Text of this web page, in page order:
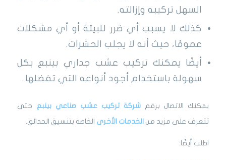
السهل تركيبه وإزالته.
كذلك لا يسبب أي ضرر للبيئة أو أي مشكلات
عمومًا، حيث أنه لا يجلب الحشرات.
أيضًا يمكنك تركيب عشب جداري بينبع بكل
سهولة باستخدام أجود أنواعه التي تفضلها.
يمكنك الاتصال برقم شركة تركيب عشب صناعي بينبع حتى
تتعرف على مزيد من الخدمات الأخرى الخاصة بتنسيق الحدائق.
اطلب أيضًا: